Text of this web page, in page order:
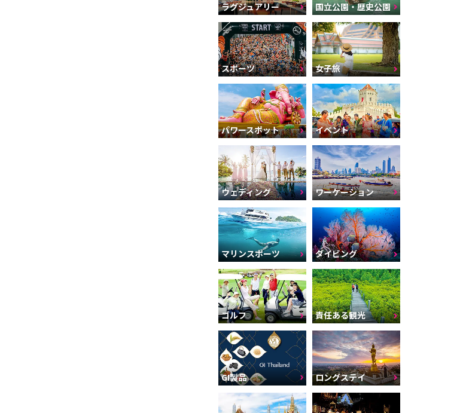
ラグジュアリー 国立公園・歴史公園
スポーツ 女子旅
パワースポット イベント
ウェディング ワーケーション
マリンスポーツ ダイビング
ゴルフ 責任ある観光
GI製品 ロングステイ